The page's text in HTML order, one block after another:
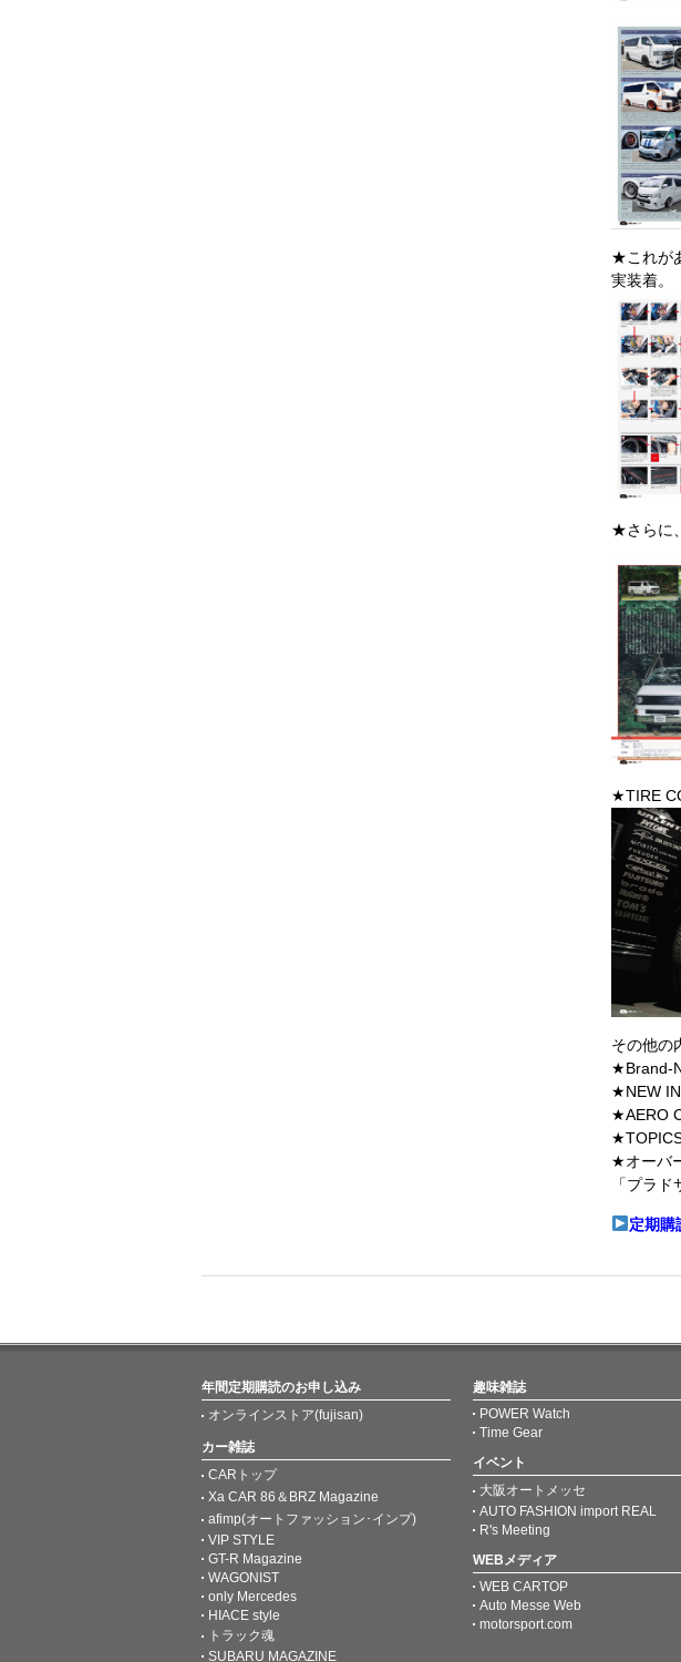
★これが
実装着。
★さらに
★TIRE
その他の
★Brand-
★NEW
★AERO
★オーバ
「プラ
定期購
年間定期購読のお申し込み
オンラインストア(fujisan)
カー雑誌
CARトップ
Xa CAR 86＆BRZ Magazine
afimp(オートファッション･インプ)
VIP STYLE
GT-R Magazine
WAGONIST
only Mercedes
HIACE style
トラック魂
SUBARU MAGAZINE
趣味雑誌
POWER Watch
Time Gear
イベント
大阪オートメッセ
AUTO FASHION import REAL
R's Meeting
WEBメディア
WEB CARTOP
Auto Messe Web
motorsport.com